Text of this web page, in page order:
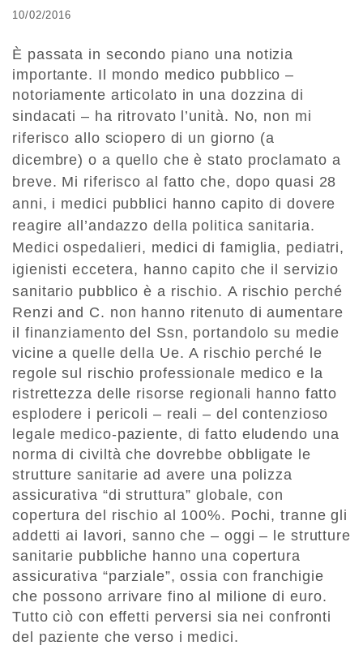
10/02/2016
È passata in secondo piano una notizia
importante. Il mondo medico pubblico –
notoriamente articolato in una dozzina di
sindacati – ha ritrovato l’unità. No, non mi
riferisco allo sciopero di un giorno (a
dicembre) o a quello che è stato proclamato a
breve. Mi riferisco al fatto che, dopo quasi 28
anni, i medici pubblici hanno capito di dovere
reagire all’andazzo della politica sanitaria.
Mediciospedalieri, medici di famiglia, pediatri,
igienisti eccetera, hanno capito che il servizio
sanitario pubblico è a rischio. A rischio perché
Renzi and C. non hanno ritenuto di aumentare
il finanziamento del Ssn, portandolo su medie
vicine a quelle della Ue. A rischio perché le
regole sul rischio professionale medico e la
ristrettezza delle risorse regionali hanno fatto
esplodere i pericoli – reali – del contenzioso
legale medico-paziente, di fatto eludendo una
norma di civiltà che dovrebbe obbligate le
strutture sanitarie ad avere una polizza
assicurativa “di struttura” globale, con
copertura del rischio al 100%. Pochi, tranne gli
addetti ai lavori, sanno che – oggi – le strutture
sanitarie pubbliche hanno una copertura
assicurativa “parziale”, ossia con franchigie
che possono arrivare fino al milione di euro.
Tutto ciò con effetti perversi sia nei confronti
del paziente che verso i medici.